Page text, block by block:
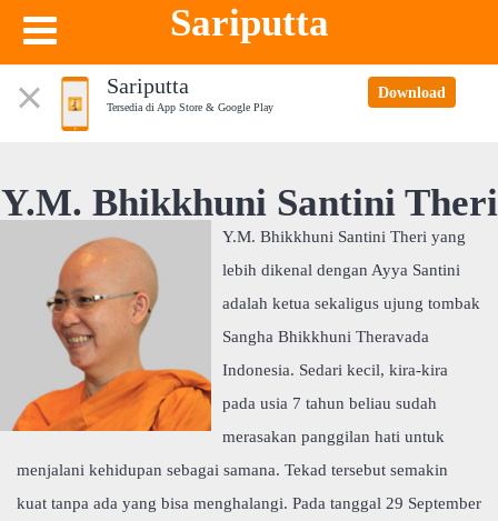
Sariputta
Sariputta
Tersedia di App Store & Google Play
Download
Y.M. Bhikkhuni Santini Theri
Y.M. Bhikkhuni Santini Theri yang
lebih dikenal dengan Ayya Santini
adalah ketua sekaligus ujung tombak
Sangha Bhikkhuni Theravada
Indonesia. Sedari kecil, kira-kira
pada usia 7 tahun beliau sudah
merasakan panggilan hati untuk
menjalani kehidupan sebagai samana. Tekad tersebut semakin
kuat tanpa ada yang bisa menghalangi. Pada tanggal 29 September